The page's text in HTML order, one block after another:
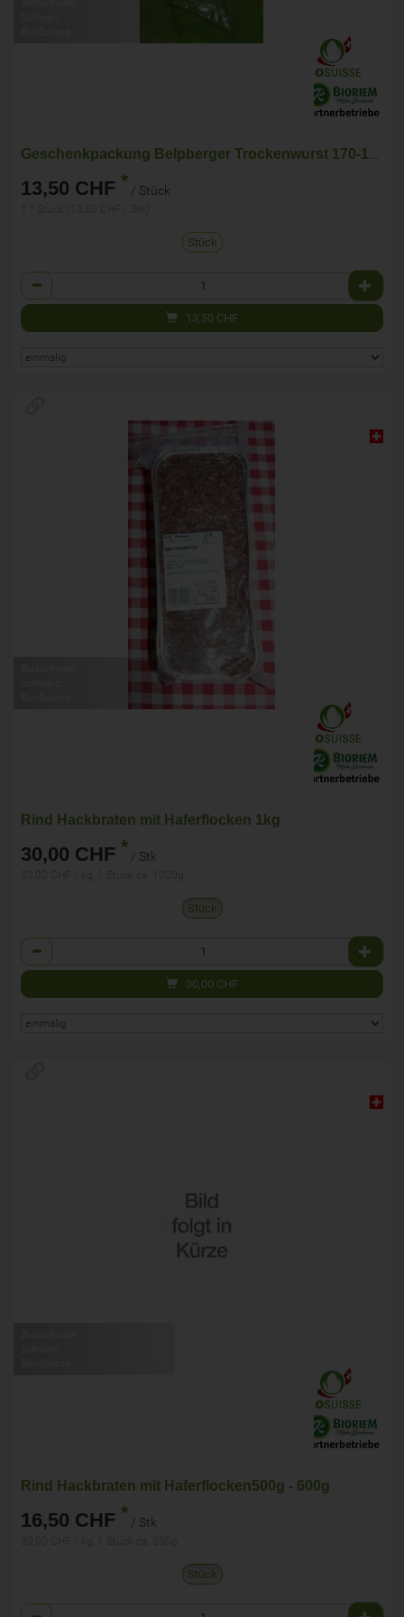
13,50 CHF * / Stück
Stück
Anzahl
13,50 CHF
Rind Hackbraten mit Haferflocken 1kg
30,00 CHF * / Stk
Stück
Anzahl
30,00 CHF
Rind Hackbraten mit Haferflocken500g - 600g
16,50 CHF * / Stk
Stück
Anzahl